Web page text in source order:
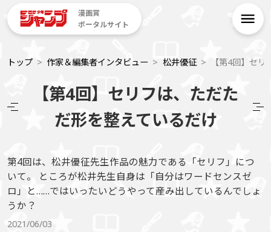
漫画賞
ポータルサイト
トップ 作家＆編集者インタビュー 松井優征 【第4回】セ
【第4回】セリフは、ただた
だ形を整えているだけ
第4回は、松井優征先生作品の魅力である「セリフ」につ
いて。 ところが松井先生自身は「自分はワードセンスゼ
ロ」と……ではいったいどうやって産み出しているんでしょ
うか？
2021/06/03